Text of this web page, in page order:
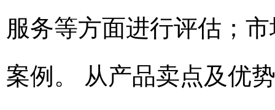
服务等方面进行评估；
案例。 从产品卖点及优